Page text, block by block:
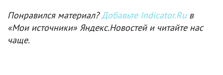
Понравился материал?Добавьте Indicator.Ruв
«Мои источники» Яндекс.Новостей и читайте нас
чаще.